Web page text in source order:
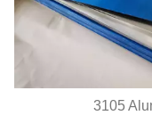
3105